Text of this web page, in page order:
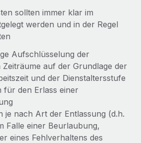
sollten immer klar im
werden und in der Regel
Aufschlüsselung der
auf der Grundlage der
und der Dienstaltersstufe
für den Erlass einer
je nach Art der Entlassung (d.h.
Falle einer Beurlaubung,
eines Fehlverhaltens des